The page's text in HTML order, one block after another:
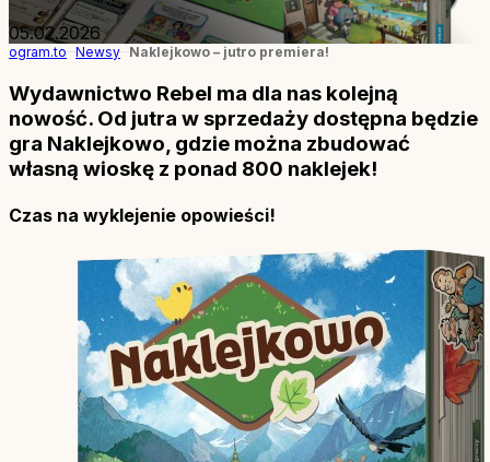
05.02.2026
ogram.to Newsy Naklejkowo – jutro premiera!
Wydawnictwo Rebel ma dla nas kolejną
nowość. Od jutra w sprzedaży dostępna będzie
gra Naklejkowo, gdzie można zbudować
własną wioskę z ponad 800 naklejek!
Czas na wyklejenie opowieści!